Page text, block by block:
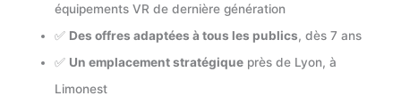
équipements VR de dernière génération
✅ Des offres adaptées à tous les publics, dès 7 ans
✅ Un emplacement stratégique près de Lyon, à
Limonest